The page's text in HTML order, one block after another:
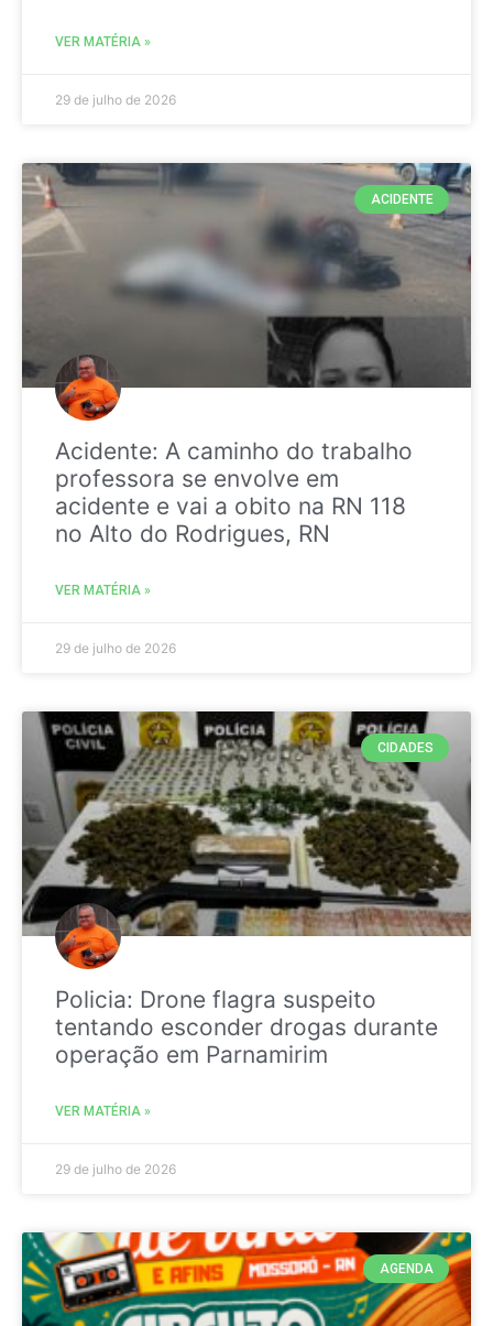
VER MATÉRIA »
29 de julho de 2026
ACIDENTE
Acidente: A caminho do trabalho
professora se envolve em
acidente e vai a obito na RN 118
no Alto do Rodrigues, RN
VER MATÉRIA »
29 de julho de 2026
CIDADES
Policia: Drone flagra suspeito
tentando esconder drogas durante
operação em Parnamirim
VER MATÉRIA »
29 de julho de 2026
AGENDA